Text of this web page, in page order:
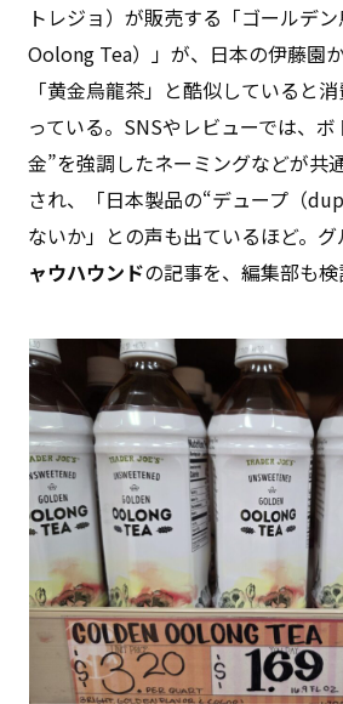
トレジョ）が販売する「ゴールデ
Oolong Tea）」が、日本の伊藤園
「黄金烏龍茶」と酷似していると
っている。SNSやレビューでは、
金”を強調したネーミングなどが共
され、「日本製品の“デュープ（
ないか」との声も出ているほど。グ
ャウハウンドの記事を、編集部も検